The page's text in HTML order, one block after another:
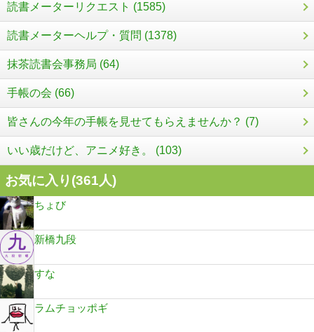
読書メーターリクエスト (1585)
読書メーターヘルプ・質問 (1378)
抹茶読書会事務局 (64)
手帳の会 (66)
皆さんの今年の手帳を見せてもらえませんか？ (7)
いい歳だけど、アニメ好き。 (103)
お気に入り(361人)
ちょび
新橋九段
すな
ラムチョッポギ